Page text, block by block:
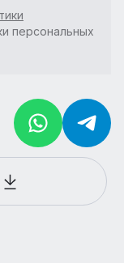
персональных